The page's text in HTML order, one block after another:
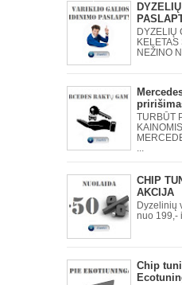
DYZELIŲ
KELETAS
NEŽINO
TURBŪT
CHIP
AKCIJA
Dyzelinių
nuo 199,-
Chip